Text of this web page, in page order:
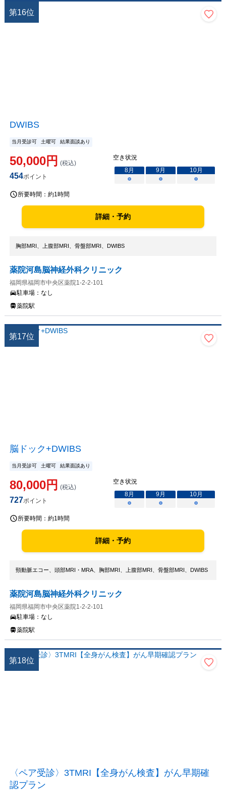
第16位
DWIBS
当月受診可 土曜可 結果面談あり
50,000円 (税込)
454ポイント
空き状況
8月 9月 10月
○
○ ○
所要時間： 約1時間
詳細・予約
胸部MRI、上腹部MRI、骨盤部MRI、DWIBS
薬院河島脳神経外科クリニック
福岡県福岡市中央区薬院1-2-2-101
駐車場： なし
薬院駅
第17位
脳ドック+DWIBS
当月受診可 土曜可 結果面談あり
80,000円 (税込)
727ポイント
空き状況
8月 9月 10月
○
○ ○
所要時間： 約1時間
詳細・予約
頸動脈エコー、頭部MRI・MRA、胸部MRI、上腹部MRI、骨盤部MRI、DWIBS
薬院河島脳神経外科クリニック
福岡県福岡市中央区薬院1-2-2-101
駐車場： なし
薬院駅
第18位
〈ペア受診〉3TMRI【全身がん検査】がん早期確
認プラン